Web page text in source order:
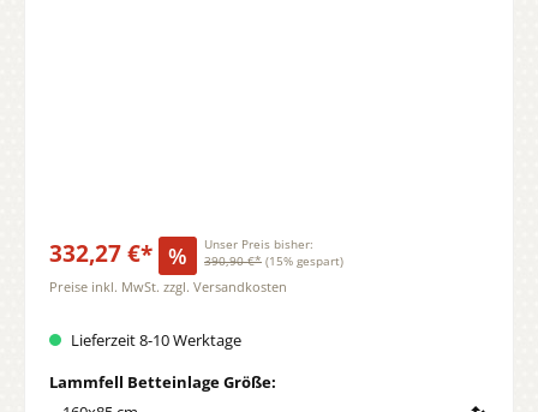
332,27 €* %
Unser Preis bisher:
390,90 €* (15% gespart)
Preise inkl. MwSt. zzgl. Versandkosten
Lieferzeit 8-10 Werktage
Lammfell Betteinlage Größe: